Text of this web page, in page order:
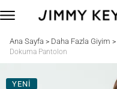
Ana Sayfa > Daha Fazla Giyim >
Dokuma Pantolon
YENİ